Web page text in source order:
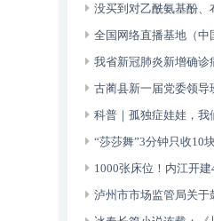
没买到对乙酰氨基酚、
可以临时替代
全国网络直播基地（中
动运行
我省新冠肺炎新增确诊
古蔺县新一届党委领导
科普｜孤独症娃娃，我
少？
“莎莎舞”3分钟只收10
有，还可以······
1000张床位！内江开
位于——
泸州市市场监管局关于